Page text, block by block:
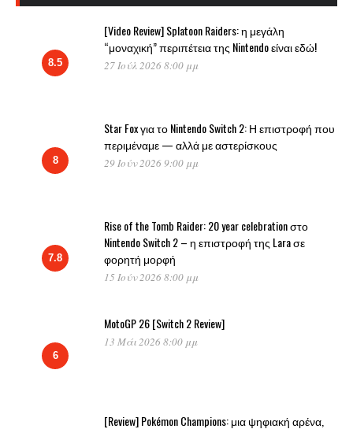
8.5
[Video Review] Splatoon Raiders: η μεγάλη
“μοναχική” περιπέτεια της Nintendo είναι εδώ!
27 Ιούλ 2026 8:00 μμ
8
Star Fox για το Nintendo Switch 2: Η επιστροφή που
περιμέναμε — αλλά με αστερίσκους
29 Ιούν 2026 9:00 μμ
7.8
Rise of the Tomb Raider: 20 year celebration στο
Nintendo Switch 2 – η επιστροφή της Lara σε
φορητή μορφή
15 Ιούν 2026 8:00 μμ
6
MotoGP 26 [Switch 2 Review]
13 Μάι 2026 8:00 μμ
[Review] Pokémon Champions: μια ψηφιακή αρένα,